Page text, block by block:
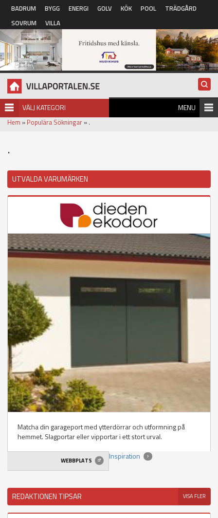
Hoppa till huvudinnehåll
BADRUM BYGG ENERGI GOLV KÖK POOL
TRÄDGÅRD
SOVRUM
VILLA
VÄLJ KATEGORI MENU
Hem » Populära Sökningar » .
.
UTVALDA VARUMÄRKEN
Matcha din garageport med ytterdörrar och utformning på
hemmet. Slagportar eller vipportar i ett stort urval.
Inspiration
WEBBPLATS
REDAKTIONEN TIPSAR VISA FLER